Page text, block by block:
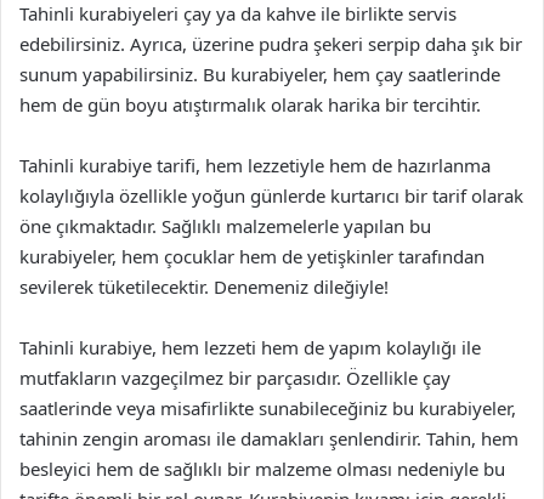
Tahinli kurabiyeleri çay ya da kahve ile birlikte servis
edebilirsiniz. Ayrıca, üzerine pudra şekeri serpip daha şık bir
sunum yapabilirsiniz. Bu kurabiyeler, hem çay saatlerinde
hem de gün boyu atıştırmalık olarak harika bir tercihtir.
Tahinli kurabiye tarifi, hem lezzetiyle hem de hazırlanma
kolaylığıyla özellikle yoğun günlerde kurtarıcı bir tarif olarak
öne çıkmaktadır. Sağlıklı malzemelerle yapılan bu
kurabiyeler, hem çocuklar hem de yetişkinler tarafından
sevilerek tüketilecektir. Denemeniz dileğiyle!
Tahinli kurabiye, hem lezzeti hem de yapım kolaylığı ile
mutfakların vazgeçilmez bir parçasıdır. Özellikle çay
saatlerinde veya misafirlikte sunabileceğiniz bu kurabiyeler,
tahinin zengin aroması ile damakları şenlendirir. Tahin, hem
besleyici hem de sağlıklı bir malzeme olması nedeniyle bu